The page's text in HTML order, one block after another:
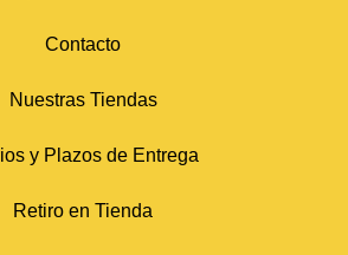
Contacto
Nuestras Tiendas
y Plazos de Entrega
Retiro en Tienda